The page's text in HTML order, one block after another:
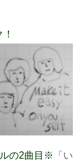
の2曲目※
「い